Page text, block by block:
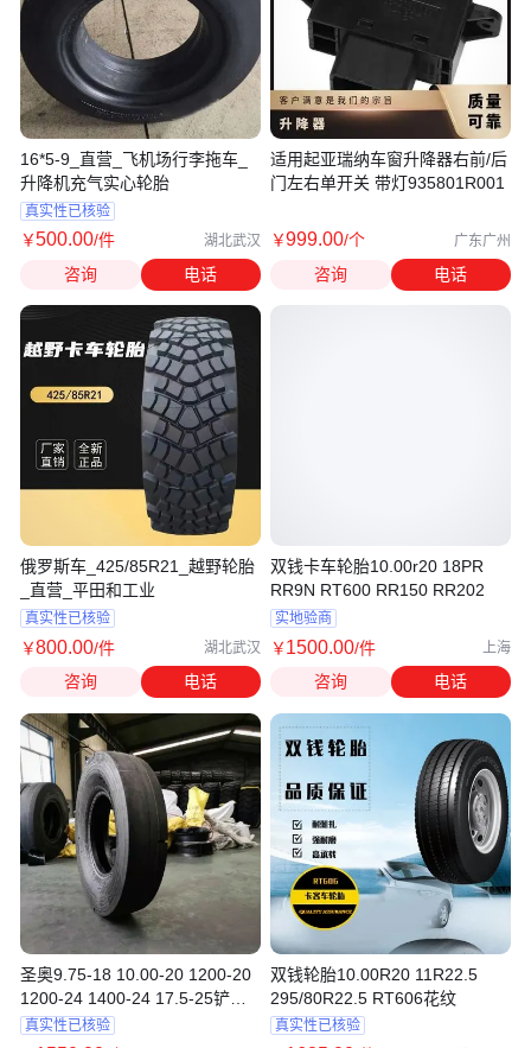
16*5-9_直营_飞机场行李拖车_
升降机充气实心轮胎
真实性已核验
￥500.00/件 湖北武汉
咨询 电话
俄罗斯车_425/85R21_越野轮胎
_直营_平田和工业
真实性已核验
￥800.00/件 湖北武汉
咨询 电话
圣奥9.75-18 10.00-20 1200-20
1200-24 1400-24 17.5-25铲运
机轮胎
真实性已核验
适用起亚瑞纳车窗升降器右前/后
门左右单开关 带灯935801R001
￥999.00/个 广东广州
咨询 电话
双钱卡车轮胎10.00r20 18PR
RR9N RT600 RR150 RR202
实地验商
￥1500.00/件 上海
咨询 电话
双钱轮胎10.00R20 11R22.5
295/80R22.5 RT606花纹
真实性已核验